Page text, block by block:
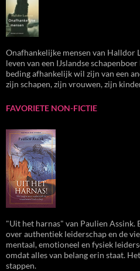
Onafhankelijke mensen van Halldor
leven van een IJslandse
beding afhankelijk wil zijn van een
zijn schapen, zijn vrouwen, zijn
FAVORIETE NON-FICTIE
"Uit het harnas" van Paulien
over authentiek leiderschap en de
mentaal, emotioneel en fysiek
omdat alles van belang erin staat.
stappen.